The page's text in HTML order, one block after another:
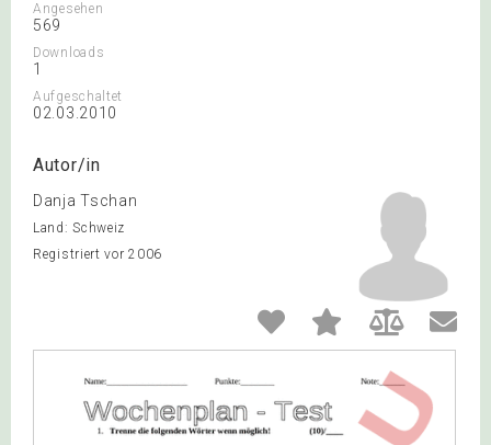
Angesehen
569
Downloads
1
Aufgeschaltet
02.03.2010
Autor/in
Danja Tschan
Land: Schweiz
Registriert vor 2006